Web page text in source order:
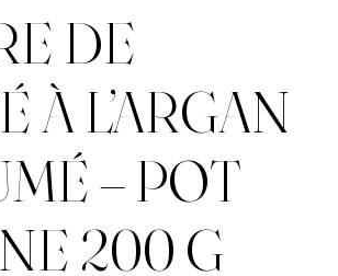
DE
À L’ARGAN
– POT
200 G